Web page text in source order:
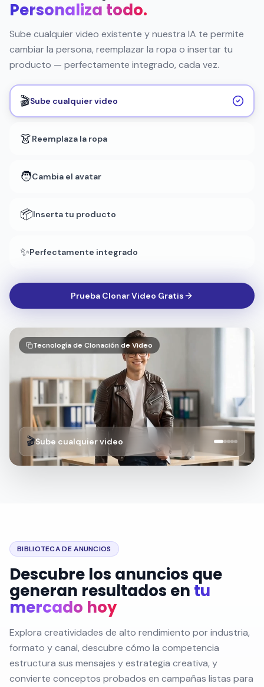
Personaliza todo.
Sube cualquier video existente y nuestra IA te permite
cambiar la persona, reemplazar la ropa o insertar tu
producto — perfectamente integrado, cada vez.
🎬Sube cualquier video
👗Reemplaza la ropa
🧑Cambia el avatar
📦Inserta tu producto
✨Perfectamente integrado
Prueba Clonar Video Gratis
Tecnología de Clonación de Video
🎬Sube cualquier video
BIBLIOTECA DE ANUNCIOS
Descubre los anuncios que
generan resultados en tu
mercado hoy
Explora creatividades de alto rendimiento por industria,
formato y canal, descubre cómo la competencia
estructura sus mensajes y estrategia creativa, y
convierte conceptos probados en campañas listas para